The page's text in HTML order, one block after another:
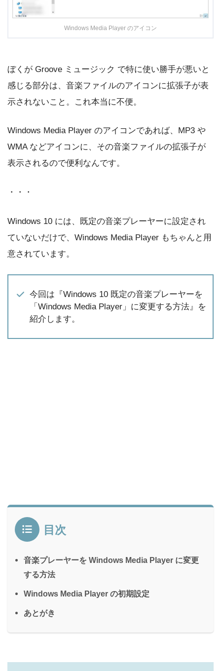
Windows Media Player のアイコン
ぼくが Groove ミュージック で特に使い勝手が悪いと
感じる部分は、音楽ファイルのアイコンに拡張子が表
示されないこと。これ本当に不便。
Windows Media Player のアイコンであれば、MP3 や
WMA などアイコンに、その音楽ファイルの拡張子が
表示されるので便利なんです。
・・・
Windows 10 には、既定の音楽プレーヤーに設定され
ていないだけで、Windows Media Player もちゃんと用
意されています。
今回は『Windows 10 既定の音楽プレーヤーを
「Windows Media Player」に変更する方法』を
紹介します。
目次
音楽プレーヤーを Windows Media Player に変更
する方法
Windows Media Player の初期設定
あとがき